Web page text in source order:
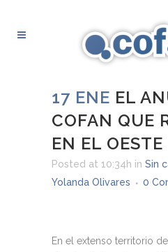
17 ENE EL
COFAN QUE
EN EL OESTE
Posted at 10:34h in Sin
Yolanda Olivares
0
En el extenso territorio